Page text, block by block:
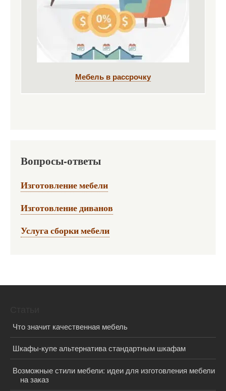
Мебель в рассрочку
Вопросы-ответы
Изготовление мебели
Изготовление диванов
Услуга сборки мебели
Что значит качественная мебель
Шкафы-купе альтернатива стандартным шкафам
Возможные стили мебели: идеи для изготовления мебели
на заказ